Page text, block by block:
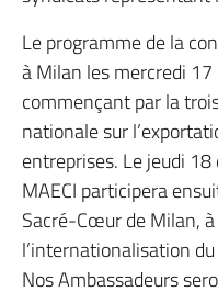
Le programme de la
à Milan les mercredi
commençant par la
nationale sur
entreprises. Le jeudi
MAECI participera
Sacré-Cœur de Milan,
l’internationalisation
Nos Ambassadeurs